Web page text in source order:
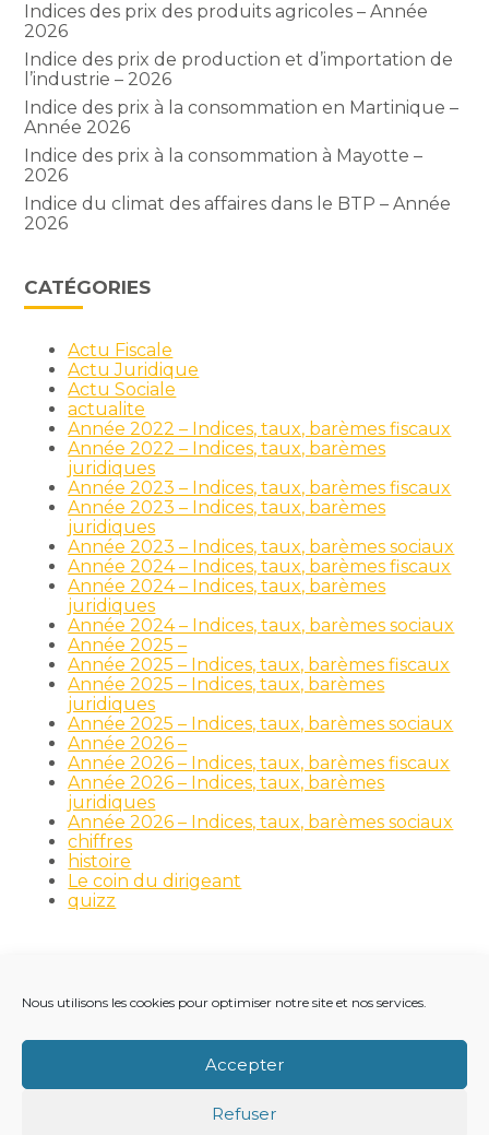
Nous utilisons les cookies pour optimiser notre site et nos services.
Accepter
Refuser
Indices des prix des produits agricoles – Année
2026
Indice des prix de production et d’importation de
l’industrie – 2026
Indice des prix à la consommation en Martinique –
Année 2026
Indice des prix à la consommation à Mayotte –
2026
Indice du climat des affaires dans le BTP – Année
2026
CATÉGORIES
Actu Fiscale
Actu Juridique
Actu Sociale
actualite
Année 2022 – Indices, taux, barèmes fiscaux
Année 2022 – Indices, taux, barèmes
juridiques
Année 2023 – Indices, taux, barèmes fiscaux
Année 2023 – Indices, taux, barèmes
juridiques
Année 2023 – Indices, taux, barèmes sociaux
Année 2024 – Indices, taux, barèmes fiscaux
Année 2024 – Indices, taux, barèmes
juridiques
Année 2024 – Indices, taux, barèmes sociaux
Année 2025 –
Année 2025 – Indices, taux, barèmes fiscaux
Année 2025 – Indices, taux, barèmes
juridiques
Année 2025 – Indices, taux, barèmes sociaux
Année 2026 –
Année 2026 – Indices, taux, barèmes fiscaux
Année 2026 – Indices, taux, barèmes
juridiques
Année 2026 – Indices, taux, barèmes sociaux
chiffres
histoire
Le coin du dirigeant
quizz
Principale
RECRUTEMENT
NOTRE ACTUALITÉ
VIE DU CABINET
CONTACT